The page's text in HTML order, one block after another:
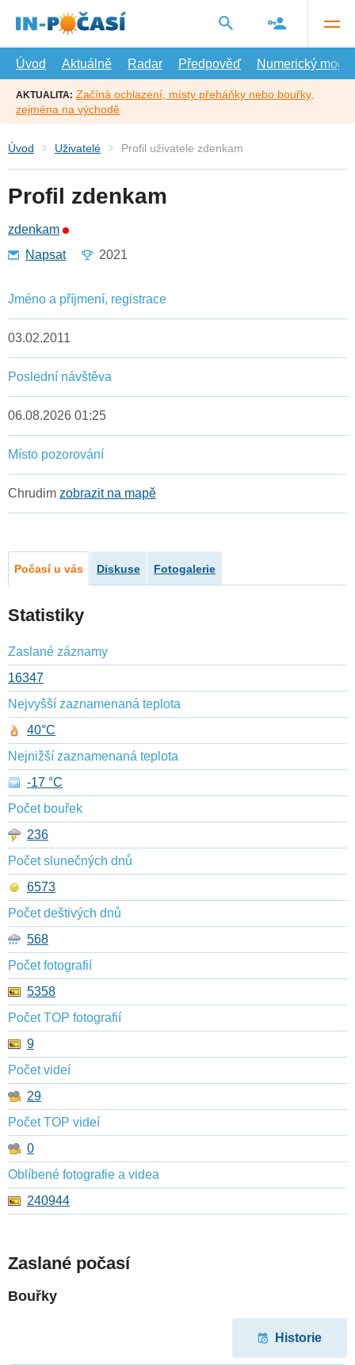
hlavní
Úvod
Aktuálně Radar Předpověď Numerický model
AKTUALITA: Začíná ochlazení, místy přeháňky nebo bouřky,
zejména na východě
Úvod Uživatelé Profil uživatele zdenkam
Profil zdenkam
zdenkam
Napsat
2021
Jméno a příjmení, registrace
03.02.2011
Poslední návštěva
06.08.2026 01:25
Místo pozorování
Chrudim zobrazit na mapě
Počasí u vás Diskuse Fotogalerie
Statistiky
Zaslané záznamy
16347
Nejvyšší zaznamenaná teplota
40°C
Nejnižší zaznamenaná teplota
-17 °C
Počet bouřek
236
Počet slunečných dnů
6573
Počet deštivých dnů
568
Počet fotografií
5358
Počet TOP fotografií
9
Počet videí
29
Počet TOP videí
0
Oblíbené fotografie a videa
240944
Zaslané počasí
Bouřky
Historie